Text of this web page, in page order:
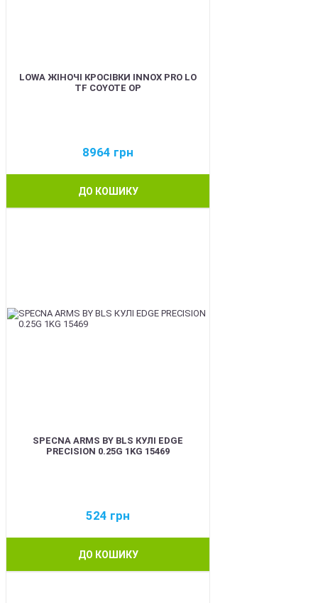
LOWA ЖІНОЧІ КРОСІВКИ INNOX PRO LO
TF COYOTE OP
8964 грн
ДО КОШИКУ
SPECNA ARMS BY BLS КУЛІ EDGE
PRECISION 0.25G 1KG 15469
524 грн
ДО КОШИКУ